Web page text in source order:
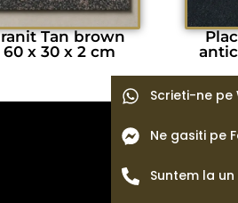
Tan brown
x 30 x 2 cm
Termeni si
Blog
Scrieti-ne pe
Ne gasiti pe
Suntem la